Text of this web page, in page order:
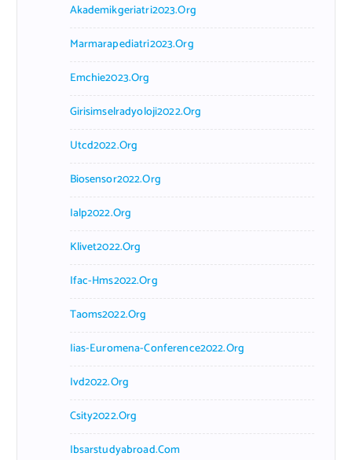
Akademikgeriatri2023.org
Marmarapediatri2023.org
Emchie2023.org
Girisimselradyoloji2022.org
Utcd2022.org
Biosensor2022.org
Ialp2022.org
Klivet2022.org
Ifac-Hms2022.org
Taoms2022.org
Iias-Euromena-Conference2022.org
Ivd2022.org
Csity2022.org
Ibsarstudyabroad.com